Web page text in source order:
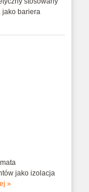
-
jako bariera
jako izolacja
»